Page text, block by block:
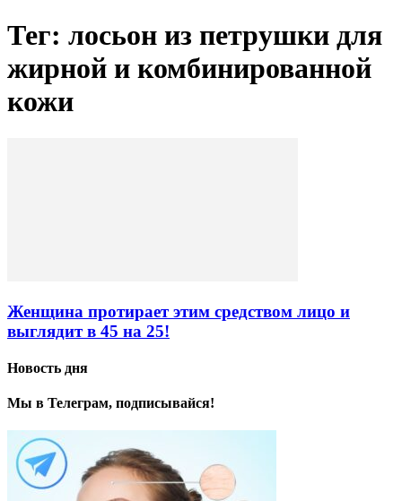
Тег: лосьон из петрушки для
жирной и комбинированной
кожи
Женщина протирает этим средством лицо и
выглядит в 45 на 25!
Новость дня
Мы в Телеграм, подписывайся!